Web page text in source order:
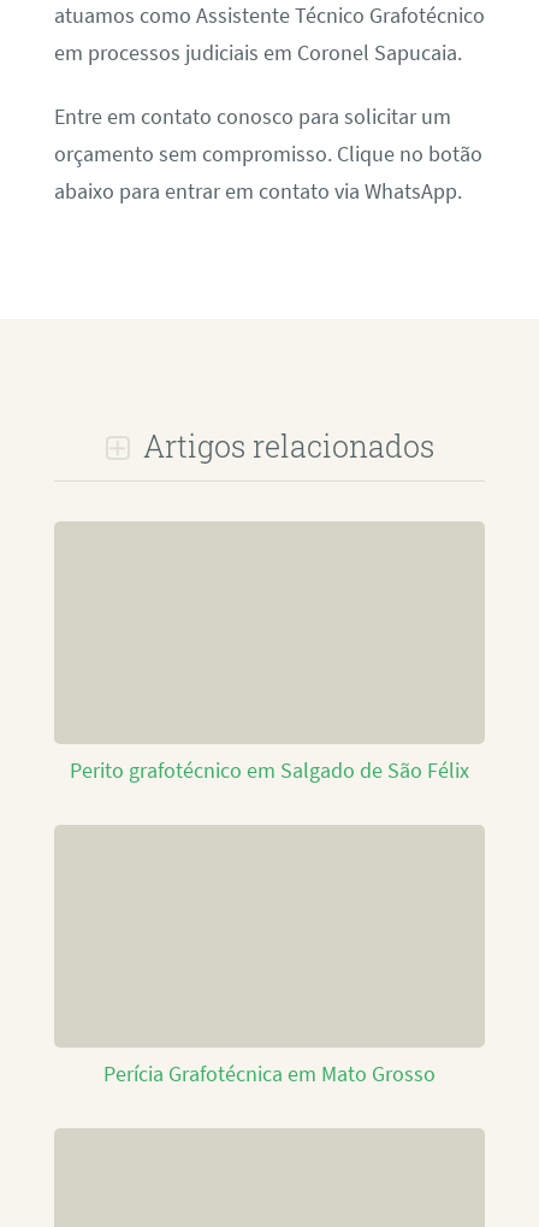
atuamos como Assistente Técnico Grafotécnico
em processos judiciais em Coronel Sapucaia.
Entre em contato conosco para solicitar um
orçamento sem compromisso. Clique no botão
abaixo para entrar em contato via WhatsApp.
Artigos relacionados
Perito grafotécnico em Salgado de São Félix
Perícia Grafotécnica em Mato Grosso